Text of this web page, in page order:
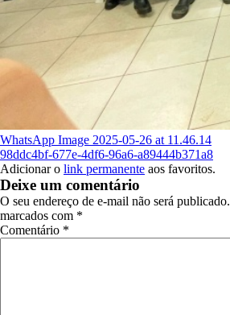
WhatsApp Image 2025-05-26 at 11.46.14
98ddc4bf-677e-4df6-96a6-a89444b371a8
Adicionar o link permanente aos favoritos.
Deixe um comentário
O seu endereço de e-mail não será publicado.
marcados com *
Comentário *